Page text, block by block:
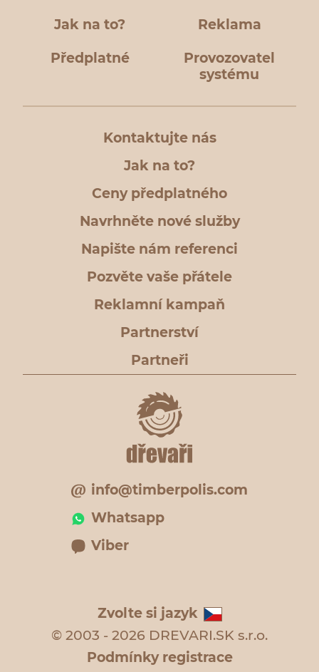
Jak na to? Reklama
Předplatné
Provozovatel
systému
Kontaktujte nás
Jak na to?
Ceny předplatného
Navrhněte nové služby
Napište nám referenci
Pozvěte vaše přátele
Reklamní kampaň
Partnerství
Partneři
info@timberpolis.com
Whatsapp
Viber
Zvolte si jazyk
© 2003 - 2026 DREVARI.SK s.r.o.
Podmínky registrace